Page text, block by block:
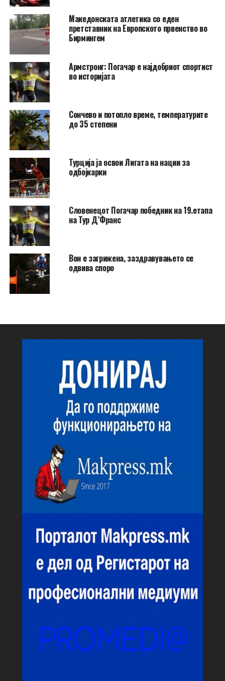
Македонската атлетика со еден
претставник на Европското првенство во
Бирмингем
Армстронг: Погачар е најдобриот спортист
во историјата
Сончево и потопло време, температурите
до 35 степени
Турција ја освои Лигата на нации за
одбојкарки
Словенецот Погачар победник на 19.етапа
на Тур Д’Франс
Вон е загрижена, заздравувањето се
одвива споро